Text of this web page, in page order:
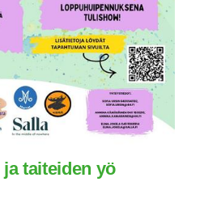
taiteiden yö